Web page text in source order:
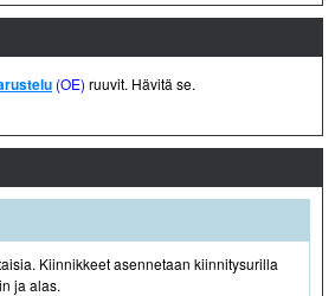
(OE) ruuvit. Hävitä se.
Kiinnikkeet asennetaan kiinnitysurilla
ja alas.